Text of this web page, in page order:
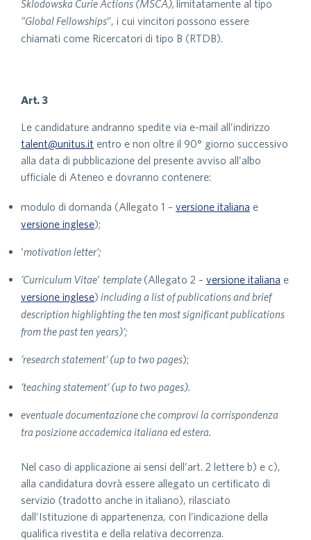
Sklodowska Curie Actions (MSCA), limitatamente al tipo
“Global Fellowships”, i cui vincitori possono essere
chiamati come Ricercatori di tipo B (RTDB).
Art. 3
Le candidature andranno spedite via e-mail all’indirizzo
talent@unitus.it entro e non oltre il 90° giorno successivo
alla data di pubblicazione del presente avviso all’albo
ufficiale di Ateneo e dovranno contenere:
modulo di domanda (Allegato 1 – versione italiana e
versione inglese);
‘motivation letter’;
‘Curriculum Vitae‘ template (Allegato 2 – versione italiana e
versione inglese) including a list of publications and brief
description highlighting the ten most significant publications
from the past ten years)’;
‘research statement’ (up to two pages);
‘teaching statement’ (up to two pages).
eventuale documentazione che comprovi la corrispondenza
tra posizione accademica italiana ed estera.
Nel caso di applicazione ai sensi dell’art. 2 lettere b) e c),
alla candidatura dovrà essere allegato un certificato di
servizio (tradotto anche in italiano), rilasciato
dall’Istituzione di appartenenza, con l’indicazione della
qualifica rivestita e della relativa decorrenza.